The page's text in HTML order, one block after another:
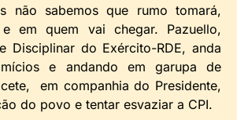
não sabemos que rumo tomará,
em quem vai chegar. Pazuello,
Disciplinar do Exército-RDE, anda
e andando em garupa de
em companhia do Presidente,
do povo e tentar esvaziar a CPI.